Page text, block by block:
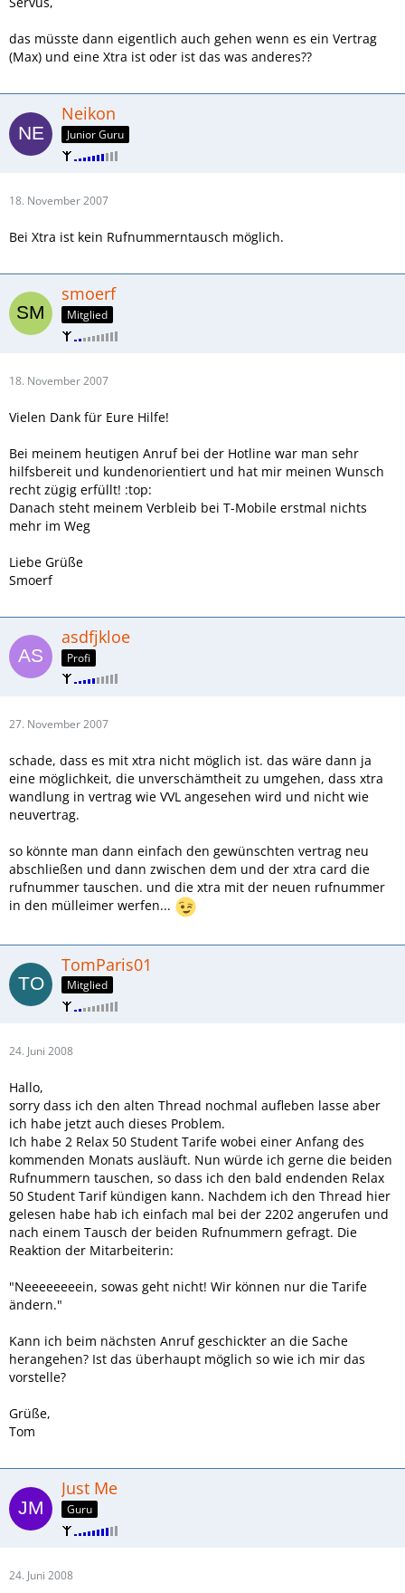
das müsste dann eigentlich auch gehen wenn es ein Vertrag
(Max) und eine Xtra ist oder ist das was anderes??
Neikon
Junior Guru
18. November 2007
Bei Xtra ist kein Rufnummerntausch möglich.
smoerf
Mitglied
18. November 2007
Vielen Dank für Eure Hilfe!
Bei meinem heutigen Anruf bei der Hotline war man sehr
hilfsbereit und kundenorientiert und hat mir meinen Wunsch
recht zügig erfüllt! :top:
Danach steht meinem Verbleib bei T-Mobile erstmal nichts
mehr im Weg
Liebe Grüße
Smoerf
asdfjkloe
Profi
27. November 2007
schade, dass es mit xtra nicht möglich ist. das wäre dann ja
eine möglichkeit, die unverschämtheit zu umgehen, dass xtra
wandlung in vertrag wie VVL angesehen wird und nicht wie
neuvertrag.
so könnte man dann einfach den gewünschten vertrag neu
abschließen und dann zwischen dem und der xtra card die
rufnummer tauschen. und die xtra mit der neuen rufnummer
in den mülleimer werfen...
TomParis01
Mitglied
24. Juni 2008
Hallo,
sorry dass ich den alten Thread nochmal aufleben lasse aber
ich habe jetzt auch dieses Problem.
Ich habe 2 Relax 50 Student Tarife wobei einer Anfang des
kommenden Monats ausläuft. Nun würde ich gerne die beiden
Rufnummern tauschen, so dass ich den bald endenden Relax
50 Student Tarif kündigen kann. Nachdem ich den Thread hier
gelesen habe hab ich einfach mal bei der 2202 angerufen und
nach einem Tausch der beiden Rufnummern gefragt. Die
Reaktion der Mitarbeiterin:
"Neeeeeeeein, sowas geht nicht! Wir können nur die Tarife
ändern."
Kann ich beim nächsten Anruf geschickter an die Sache
herangehen? Ist das überhaupt möglich so wie ich mir das
vorstelle?
Grüße,
Tom
Just Me
Guru
24. Juni 2008